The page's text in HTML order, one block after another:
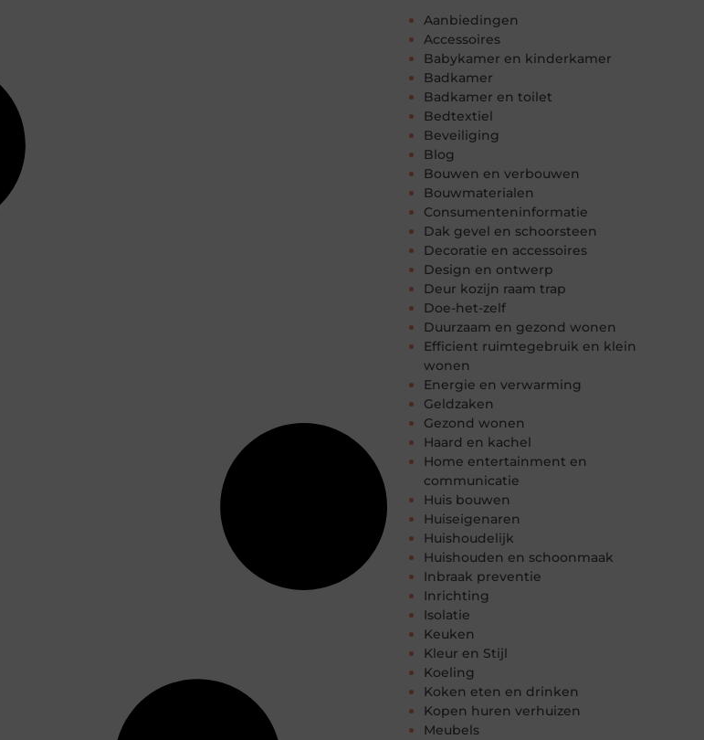
Aanbiedingen
Accessoires
Babykamer en kinderkamer
Badkamer
Badkamer en toilet
Bedtextiel
Beveiliging
Blog
Bouwen en verbouwen
Bouwmaterialen
Consumenteninformatie
Dak gevel en schoorsteen
Decoratie en accessoires
Design en ontwerp
Deur kozijn raam trap
Doe-het-zelf
Duurzaam en gezond wonen
Efficient ruimtegebruik en klein
wonen
Energie en verwarming
Geldzaken
Gezond wonen
Haard en kachel
Home entertainment en
communicatie
Huis bouwen
Huiseigenaren
Huishoudelijk
Huishouden en schoonmaak
Inbraak preventie
Inrichting
Isolatie
Keuken
Kleur en Stijl
Koeling
Koken eten en drinken
Kopen huren verhuizen
Meubels